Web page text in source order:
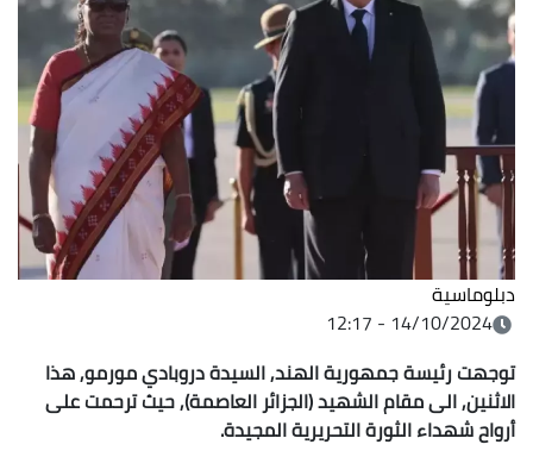
دبلوماسية
14/10/2024 - 12:17
توجهت رئيسة جمهورية الهند, السيدة دروبادي مورمو, هذا
الاثنين, الى مقام الشهيد (الجزائر العاصمة), حيث ترحمت على
أرواح شهداء الثورة التحريرية المجيدة.